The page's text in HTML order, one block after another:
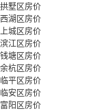
拱墅区房价
西湖区房价
上城区房价
滨江区房价
钱塘区房价
余杭区房价
临平区房价
临安区房价
富阳区房价